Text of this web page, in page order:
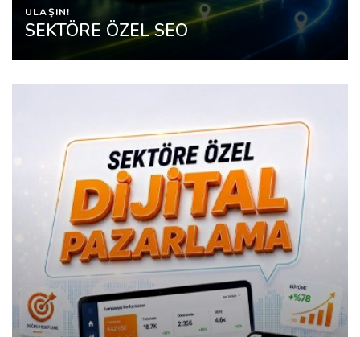
ULAŞIN!
SEKTÖRE ÖZEL SEO